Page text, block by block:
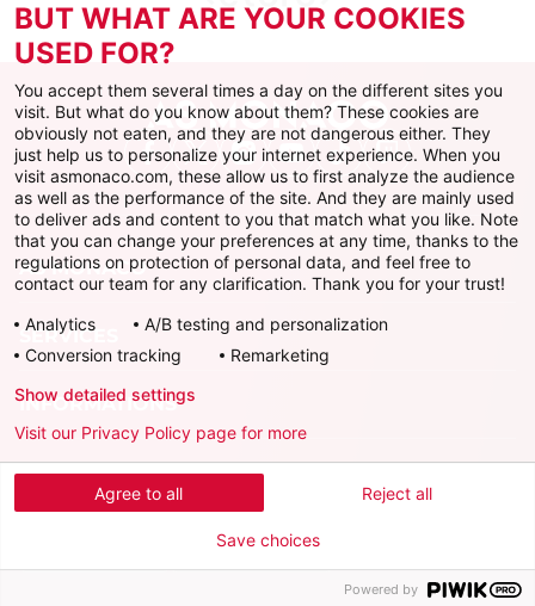
Facebook
X Instagram
YoutubeTikTokTwitch
AS MONACO
SERVICES
INFORMATIONS
Télécharger l'AS Monaco App
BUT WHAT ARE YOUR COOKIES
USED FOR?
You accept them several times a day on the different sites you
visit. But what do you know about them? These cookies are
obviously not eaten, and they are not dangerous either. They
just help us to personalize your internet experience. When you
visit asmonaco.com, these allow us to first analyze the audience
as well as the performance of the site. And they are mainly used
to deliver ads and content to you that match what you like. Note
that you can change your preferences at any time, thanks to the
regulations on protection of personal data, and feel free to
contact our team for any clarification. Thank you for your trust!
Analytics
A/B testing and personalization
Conversion tracking
Remarketing
Agree to all Reject all
Show detailed settings
Visit our Privacy Policy page for more
Save choices
Powered by